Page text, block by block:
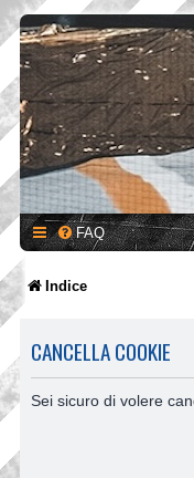
FAQ
Indice
CANCELLA COOKIE
Sei sicuro di volere